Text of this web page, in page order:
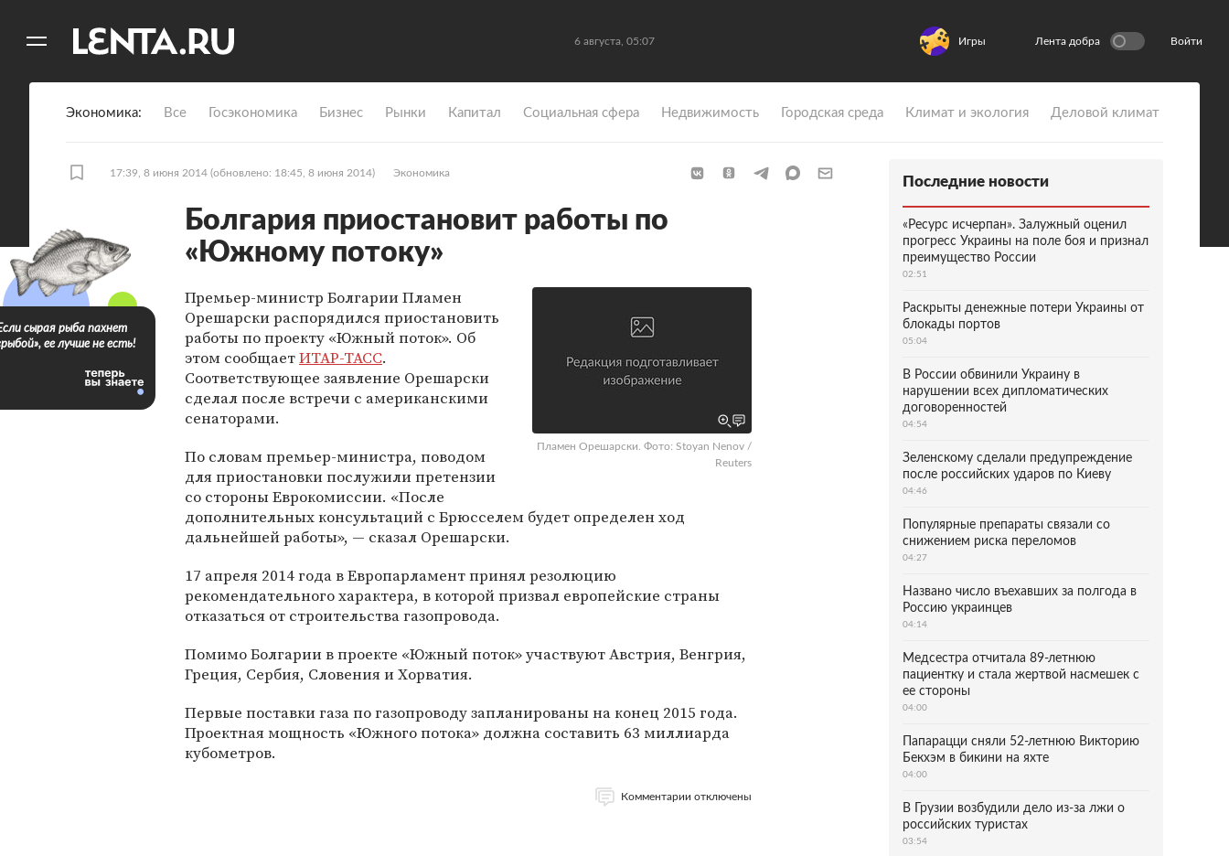
6 августа, 05:07 Игры Лента добра Войти
Экономика Все Госэкономика Бизнес Рынки Капитал Социальная сфера Недвижимость Городская среда Климат и экология Деловой климат
17:39, 8 июня 2014 (обновлено: 18:45, 8 июня 2014) Экономика
Болгария приостановит работы по
«Южному потоку»
Пламен Орешарски. Фото: Stoyan Nenov /
Reuters
Премьер-министр Болгарии Пламен
Орешарски распорядился приостановить
работы по проекту «Южный поток». Об
этом сообщаетИТАР-ТАСС.
Соответствующее заявление Орешарски
сделал после встречи с американскими
сенаторами.
По словам премьер-министра, поводом
для приостановки послужили претензии
со стороны Еврокомиссии. «После
дополнительных консультаций с Брюсселем будет определен ход
дальнейшей работы», — сказал Орешарски.
17 апреля 2014 года в Европарламент принял резолюцию
рекомендательного характера, в которой призвал европейские страны
отказаться от строительства газопровода.
Помимо Болгарии в проекте «Южный поток» участвуют Австрия, Венгрия,
Греция, Сербия, Словения и Хорватия.
Первые поставки газа по газопроводу запланированы на конец 2015 года.
Проектная мощность «Южного потока» должна составить 63 миллиарда
кубометров.
Комментарии отключены
сырая рыба пахнет
ее лучше не есть!
Последние новости
«Ресурс исчерпан». Залужный оценил
прогресс Украины на поле боя и признал
преимущество России
02:51
Раскрыты денежные потери Украины от
блокады портов
05:04
В России обвинили Украину в
нарушении всех дипломатических
договоренностей
04:54
Зеленскому сделали предупреждение
после российских ударов по Киеву
04:46
Популярные препараты связали со
снижением риска переломов
04:27
Названо число въехавших за полгода в
Россию украинцев
04:14
Медсестра отчитала 89-летнюю
пациентку и стала жертвой насмешек с
ее стороны
04:00
Папарацци сняли 52-летнюю Викторию
Бекхэм в бикини на яхте
04:00
В Грузии возбудили дело из-за лжи о
российских туристах
03:54